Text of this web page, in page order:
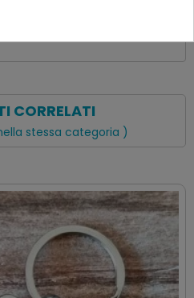
CORRELATI
stessa categoria )